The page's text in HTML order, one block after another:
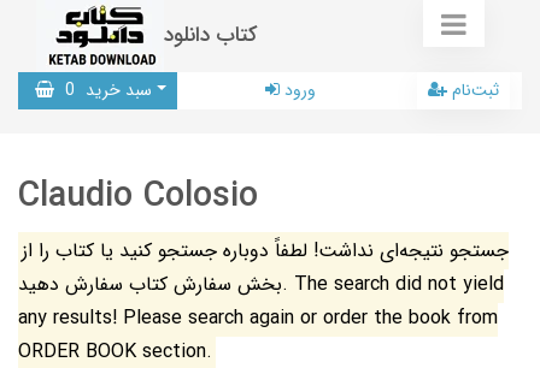
کتاب دانلود
سبد خرید 0 ورود ثبت‌نام
Claudio Colosio
جستجو نتیجه‌ای نداشت! لطفاً دوباره جستجو کنید یا کتاب را از
بخش سفارش کتاب سفارش دهید. The search did not yield
any results! Please search again or order the book from
ORDER BOOK section.